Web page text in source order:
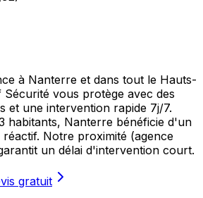
à Nanterre et dans tout le Hauts-
vous protège avec des
et une intervention rapide 7j/7.
habitants, Nanterre bénéficie d'un
Notre proximité (agence
un délai d'intervention court.
gratuit